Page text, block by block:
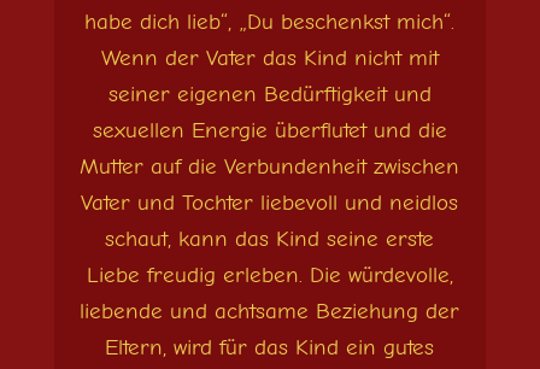
habe dich lieb“, „Du beschenkst mich“.
Wenn der Vater das Kind nicht mit
seiner eigenen Bedürftigkeit und
sexuellen Energie überflutet und die
Mutter auf die Verbundenheit zwischen
Vater und Tochter liebevoll und neidlos
schaut, kann das Kind seine erste
Liebe freudig erleben. Die würdevolle,
liebende und achtsame Beziehung der
Eltern, wird für das Kind ein gutes